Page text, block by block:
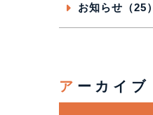
お知らせ（25）
アーカイブ